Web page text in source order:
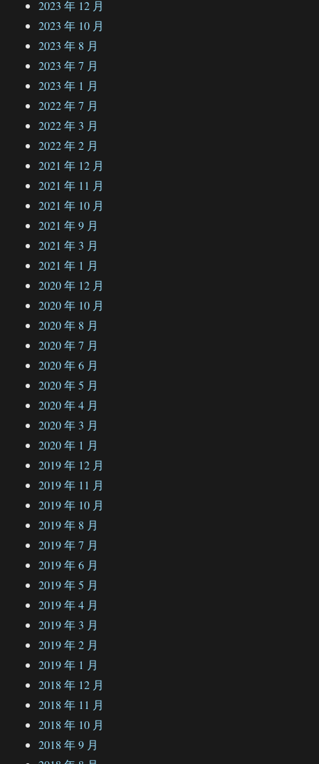
2023 年 12 月
2023 年 10 月
2023 年 8 月
2023 年 7 月
2023 年 1 月
2022 年 7 月
2022 年 3 月
2022 年 2 月
2021 年 12 月
2021 年 11 月
2021 年 10 月
2021 年 9 月
2021 年 3 月
2021 年 1 月
2020 年 12 月
2020 年 10 月
2020 年 8 月
2020 年 7 月
2020 年 6 月
2020 年 5 月
2020 年 4 月
2020 年 3 月
2020 年 1 月
2019 年 12 月
2019 年 11 月
2019 年 10 月
2019 年 8 月
2019 年 7 月
2019 年 6 月
2019 年 5 月
2019 年 4 月
2019 年 3 月
2019 年 2 月
2019 年 1 月
2018 年 12 月
2018 年 11 月
2018 年 10 月
2018 年 9 月